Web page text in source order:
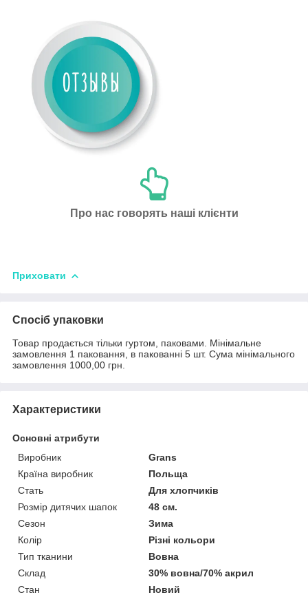
Про нас говорять наші клієнти
Приховати
Спосіб упаковки
Товар продається тільки гуртом, паковами. Мінімальне
замовлення 1 паковання, в пакованні 5 шт. Сума мінімального
замовлення 1000,00 грн.
Характеристики
Основні атрибути
Виробник
Grans
Країна виробник
Польща
Стать
Для хлопчиків
Розмір дитячих шапок
48 см.
Сезон
Зима
Колір
Різні кольори
Тип тканини
Вовна
Склад
30% вовна/70% акрил
Стан
Новий